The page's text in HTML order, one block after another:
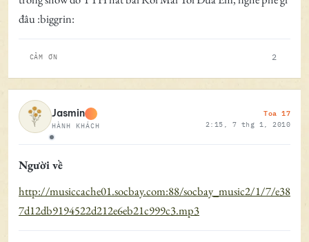
đâu :biggrin:
CẢM ƠN 2
Ngoại tuyến
Jasmin
HÀNH KHÁCH
Toa 17
2:15, 7 thg 1, 2010
Người về
http://musiccache01.socbay.com:88/socbay_music2/1/7/e38
7d12db9194522d212e6eb21c999c3.mp3